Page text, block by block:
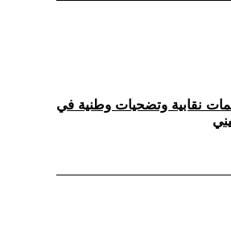
نقابية وتضحيات وطنية في